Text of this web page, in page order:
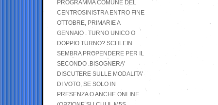
PROGRAMMA COMUNE DEL
CENTROSINISTRA ENTRO FINE
OTTOBRE, PRIMARIE A
GENNAIO . TURNO UNICO O
DOPPIO TURNO? SCHLEIN
SEMBRA PROPENDERE PER IL
SECONDO .BISOGNERA’
DISCUTERE SULLE MODALITA’
DI VOTO, SE SOLO IN
PRESENZA O ANCHE ONLINE